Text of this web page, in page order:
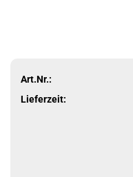
Art.Nr.:
Lieferzeit: